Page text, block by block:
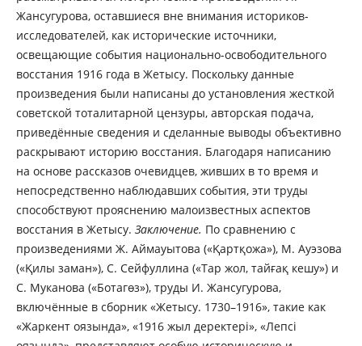
Жансугурова, оставшиеся вне внимания историков-
исследователей, как исторические источники,
освещающие события национально-освободительного
восстания 1916 года в Жетысу. Поскольку данные
произведения были написаны до установления жесткой
советской тоталитарной цензуры, авторская подача,
приведённые сведения и сделанные выводы объективно
раскрывают историю восстания. Благодаря написанию
на основе рассказов очевидцев, живших в то время и
непосредственно наблюдавших события, эти труды
способствуют прояснению малоизвестных аспектов
восстания в Жетысу. Заключение. По сравнению с
произведениями Ж. Аймауытова («Қартқожа»), М. Ауэзова
(«Қилы заман»), С. Сейфуллина («Тар жол, тайғақ кешу») и
С. Муканова («Ботагөз»), труды И. Жансугурова,
включённые в сборник «Жетысу. 1730–1916», такие как
«Жаркент оязында», «1916 жыл деректері», «Лепсі